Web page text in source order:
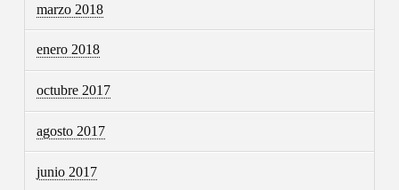
marzo 2018
enero 2018
octubre 2017
agosto 2017
junio 2017